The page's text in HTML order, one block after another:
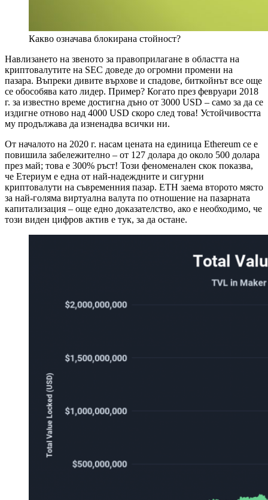
Какво означава блокирана стойност?
Навлизането на звеното за правоприлагане в областта на
криптовалутите на SEC доведе до огромни промени на
пазара. Въпреки дивите върхове и спадове, биткойнът все още
се обособява като лидер. Пример? Когато през февруари 2018
г. за известно време достигна дъно от 3000 USD – само за да се
издигне отново над 4000 USD скоро след това! Устойчивостта
му продължава да изненадва всички ни.
От началото на 2020 г. насам цената на единица Ethereum се е
повишила забележително – от 127 долара до около 500 долара
през май; това е 300% ръст! Този феноменален скок показва,
че Етериум е една от най-надеждните и сигурни
криптовалути на съвременния пазар. ETH заема второто място
за най-голяма виртуална валута по отношение на пазарната
капитализация – още едно доказателство, ако е необходимо, че
този виден цифров актив е тук, за да остане.